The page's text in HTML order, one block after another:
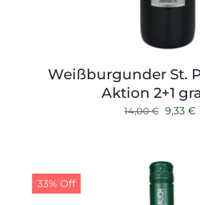
Weißburgunder St.
Aktion 2+1
14,00€
14,00 €
9,33 €
33% Off